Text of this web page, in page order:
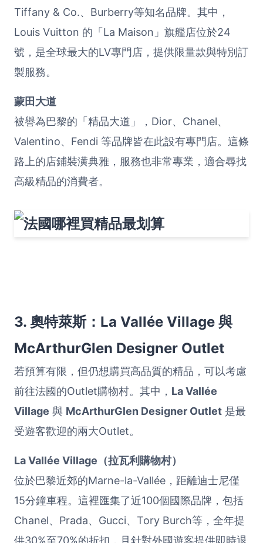
Tiffany & Co.、Burberry等知名品牌。其中，
Louis Vuitton 的「La Maison」旗艦店位於24
號，是全球最大的LV專門店，提供限量款與特別訂
製服務。
蒙田大道
被譽為巴黎的「精品大道」，Dior、Chanel、
Valentino、Fendi 等品牌皆在此設有專門店。這條
路上的店鋪裝潢典雅，服務也非常專業，適合尋找
高級精品的消費者。
3. 奧特萊斯：La Vallée Village 與
McArthurGlen Designer Outlet
若預算有限，但仍想購買高品質的精品，可以考慮
前往法國的Outlet購物村。其中， La Vallée
Village 與 McArthurGlen Designer Outlet 是最
受遊客歡迎的兩大Outlet。
La Vallée Village（拉瓦利購物村）
位於巴黎近郊的Marne-la-Vallée，距離迪士尼僅
15分鐘車程。這裡匯集了近100個國際品牌，包括
Chanel、Prada、Gucci、Tory Burch等，全年提
供30%至70%的折扣，且針對外國遊客提供即時退